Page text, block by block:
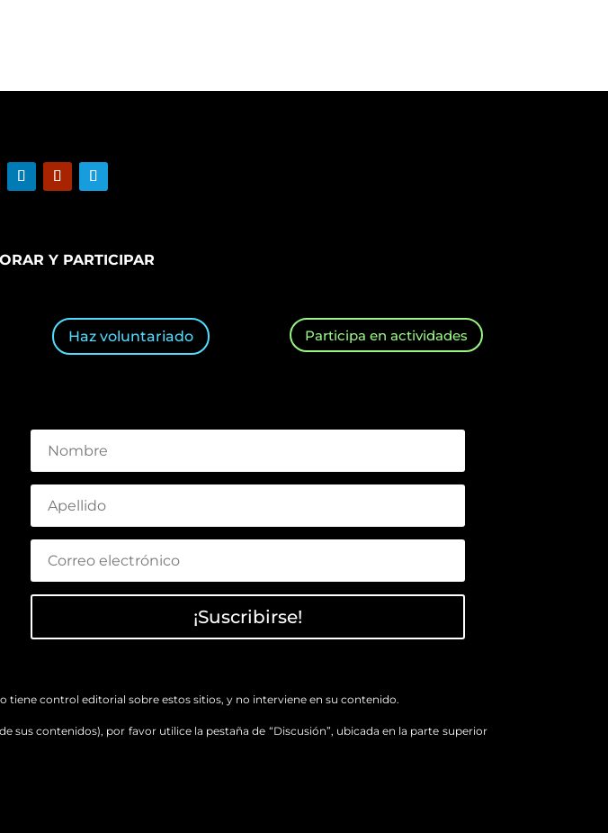
Y PARTICIPAR
Haz voluntariado Participa en actividades
¡Suscribirse!
control editorial sobre estos sitios, y no interviene en su contenido.
contenidos), por favor utilice la pestaña de “Discusión”, ubicada en la parte superior